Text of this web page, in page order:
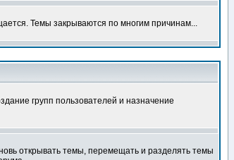
Темы закрываются по многим причинам...
групп пользователей и назначение
открывать темы, перемещать и разделять темы